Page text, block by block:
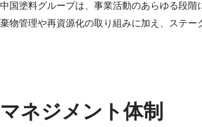
中国塗料グループは、事業活動のあらゆる段
棄物管理や再資源化の取り組みに加え、ステー
マネジメント体制